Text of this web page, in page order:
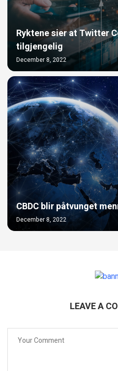
Ryktene sier at Twitter
tilgjengelig
December 8, 2022
CBDC blir påtvunget
December 8, 2022
LEAVE A